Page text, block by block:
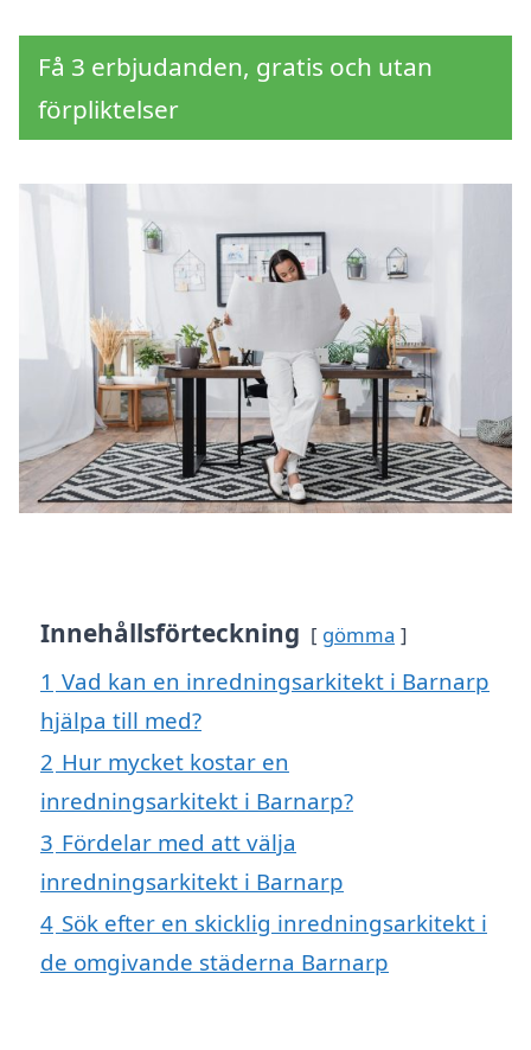
Få 3 erbjudanden, gratis och utan
förpliktelser
Innehållsförteckning gömma
1 Vad kan en inredningsarkitekt i Barnarp
hjälpa till med?
2 Hur mycket kostar en
inredningsarkitekt i Barnarp?
3 Fördelar med att välja
inredningsarkitekt i Barnarp
4 Sök efter en skicklig inredningsarkitekt i
de omgivande städerna Barnarp